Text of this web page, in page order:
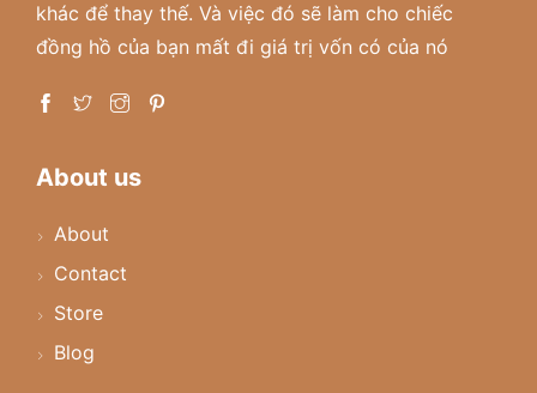
khác để thay thế. Và việc đó sẽ làm cho chiếc
đồng hồ của bạn mất đi giá trị vốn có của nó
About us
About
Contact
Store
Blog